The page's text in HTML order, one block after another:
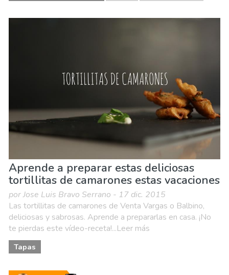
Aprende a preparar estas deliciosas
tortillitas de camarones estas vacaciones
por Jose Luis Bravo Serrano - 17 dic. 2015
Las tortillitas de camarones de Venta Vargas o Balbino,
deliciosas y sabrosas. Aprende a prepararlas en casa. ¡No
te pierdas este vídeo-receta!...Leer más
Tapas